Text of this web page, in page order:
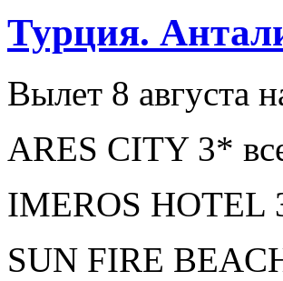
Турция.
Вылет 8 августа
ARES CITY 3*
IMEROS HOTEL
SUN FIRE